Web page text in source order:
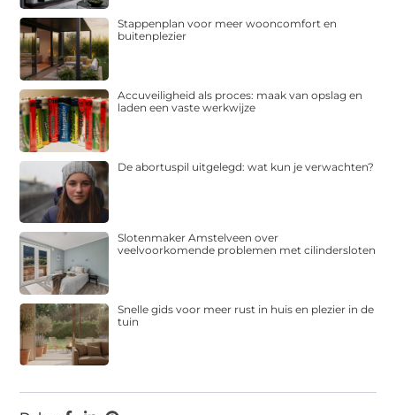
Stappenplan voor meer wooncomfort en
buitenplezier
Accuveiligheid als proces: maak van opslag en
laden een vaste werkwijze
De abortuspil uitgelegd: wat kun je verwachten?
Slotenmaker Amstelveen over
veelvoorkomende problemen met cilindersloten
Snelle gids voor meer rust in huis en plezier in de
tuin